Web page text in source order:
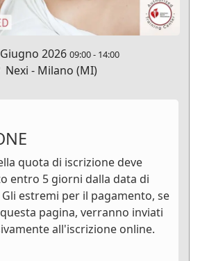
2026 09:00- 14:00
Nexi - Milano (MI)
quota di iscrizione deve
entro 5 giorni dalla data di
estremi per il pagamento, se
pagina, verranno inviati
all'iscrizione online.